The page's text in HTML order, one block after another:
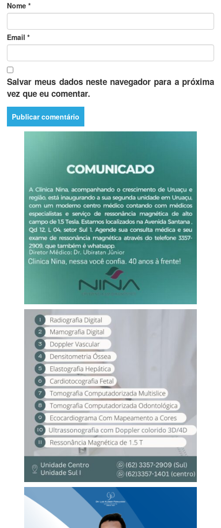
Nome *
Email *
Salvar meus dados neste navegador para a próxima
vez que eu comentar.